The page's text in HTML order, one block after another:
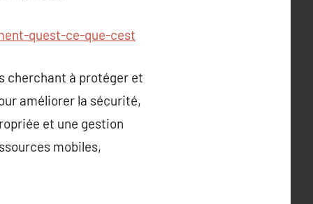
quest-ce-que-cest
cherchant à protéger et
améliorer la sécurité,
et une gestion
mobiles,